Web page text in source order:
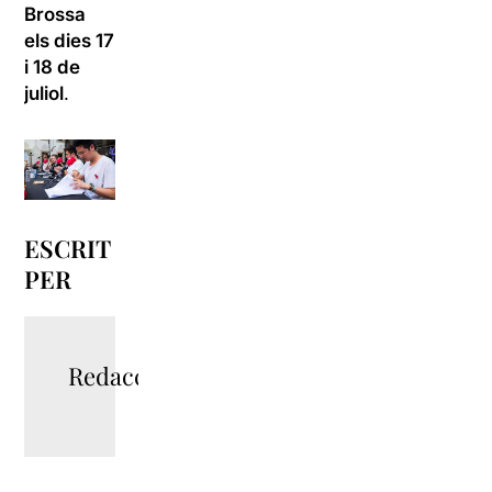
Brossa
els dies 17
i 18 de
juliol.
ESCRIT
PER
Redacció